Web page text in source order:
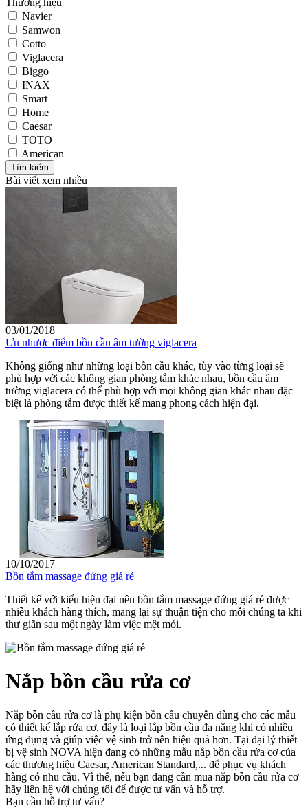
Thương hiệu
Navier
Samwon
Cotto
Viglacera
Biggo
INAX
Smart
Home
Caesar
TOTO
American
Bài viết xem nhiều
03/01/2018
Ưu nhược điểm bồn cầu âm tường viglacera
Không giống như những loại bồn cầu khác, tùy vào từng loại sẽ
phù hợp với các không gian phòng tắm khác nhau, bồn cầu âm
tường viglacera có thể phù hợp với mọi không gian khác nhau đặc
biệt là phòng tắm được thiết kế mang phong cách hiện đại.
10/10/2017
Bồn tắm massage đứng giá rẻ
Thiết kế với kiểu hiện đại nên bồn tắm massage đứng giá rẻ được
nhiều khách hàng thích, mang lại sự thuận tiện cho mỗi chúng ta khi
thư giãn sau một ngày làm việc mệt mỏi.
Nắp bồn cầu rửa cơ
Nắp bồn cầu rửa cơ là phụ kiện bồn cầu chuyên dùng cho các mẫu
có thiết kế lắp rửa cơ, đây là loại lắp bồn cầu đa năng khi có nhiều
ứng dụng và giúp việc vệ sinh trở nên hiệu quả hơn. Tại đại lý thiết
bị vệ sinh NOVA hiện đang có những mẫu nắp bồn cầu rửa cơ của
các thương hiệu Caesar, American Standard,... để phục vụ khách
hàng có nhu cầu. Vì thế, nếu bạn đang cần mua nắp bồn cầu rửa cơ
hãy liên hệ với chúng tôi để được tư vấn và hỗ trợ.
Bạn cần hỗ trợ tư vấn?